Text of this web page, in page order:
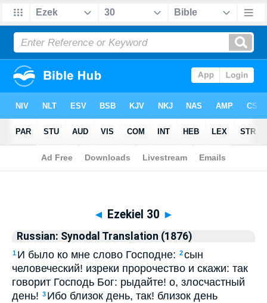
Biblia Russian: Synodal Translation (1876)> Ezekiel 30
◄ Ezekiel 30 ►
Russian: Synodal Translation (1876)
1 И было ко мне слово Господне: 2сын
человеческий! изреки пророчество и скажи: так
говорит Господь Бог: рыдайте! о, злосчастный
день! 3 Ибо близок день, так! близок день